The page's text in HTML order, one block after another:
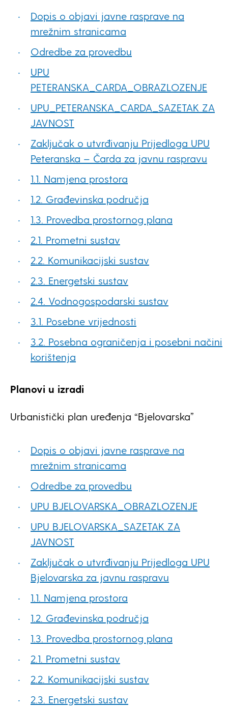
Dopis o objavi javne rasprave na
mrežnim stranicama
Odredbe za provedbu
UPU
PETERANSKA_CARDA_OBRAZLOZENJE
UPU_PETERANSKA_CARDA_SAZETAK ZA
JAVNOST
Zaključak o utvrđivanju Prijedloga UPU
Peteranska – Čarda za javnu raspravu
1.1. Namjena prostora
1.2. Građevinska područja
1.3. Provedba prostornog plana
2.1. Prometni sustav
2.2. Komunikacijski sustav
2.3. Energetski sustav
2.4. Vodnogospodarski sustav
3.1. Posebne vrijednosti
3.2. Posebna ograničenja i posebni načini
korištenja
Planovi u izradi
Urbanistički plan uređenja “Bjelovarska”
Dopis o objavi javne rasprave na
mrežnim stranicama
Odredbe za provedbu
UPU BJELOVARSKA_OBRAZLOZENJE
UPU BJELOVARSKA_SAZETAK ZA
JAVNOST
Zaključak o utvrđivanju Prijedloga UPU
Bjelovarska za javnu raspravu
1.1. Namjena prostora
1.2. Građevinska područja
1.3. Provedba prostornog plana
2.1. Prometni sustav
2.2. Komunikacijski sustav
2.3. Energetski sustav